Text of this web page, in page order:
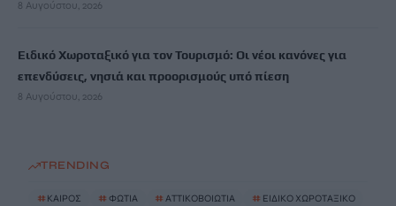
8 Αυγούστου, 2026
Ειδικό Χωροταξικό για τον Τουρισμό: Οι νέοι κανόνες για
επενδύσεις, νησιά και προορισμούς υπό πίεση
8 Αυγούστου, 2026
TRENDING
# ΚΑΙΡΟΣ # ΦΩΤΙΑ # ΑΤΤΙΚΟΒΟΙΩΤΙΑ # ΕΙΔΙΚΟ ΧΩΡΟΤΑΞΙΚΟ